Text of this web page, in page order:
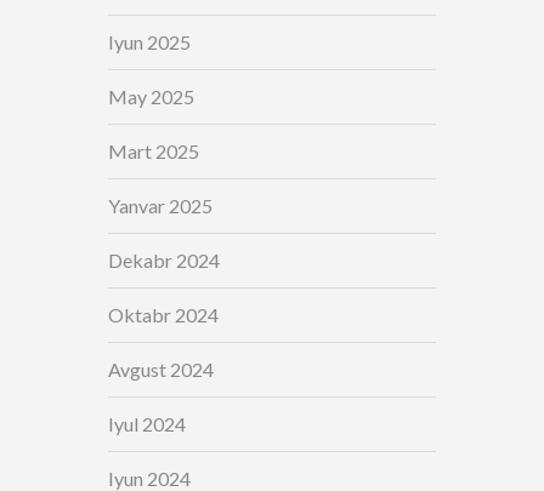
Iyun 2025
May 2025
Mart 2025
Yanvar 2025
Dekabr 2024
Oktabr 2024
Avgust 2024
Iyul 2024
Iyun 2024